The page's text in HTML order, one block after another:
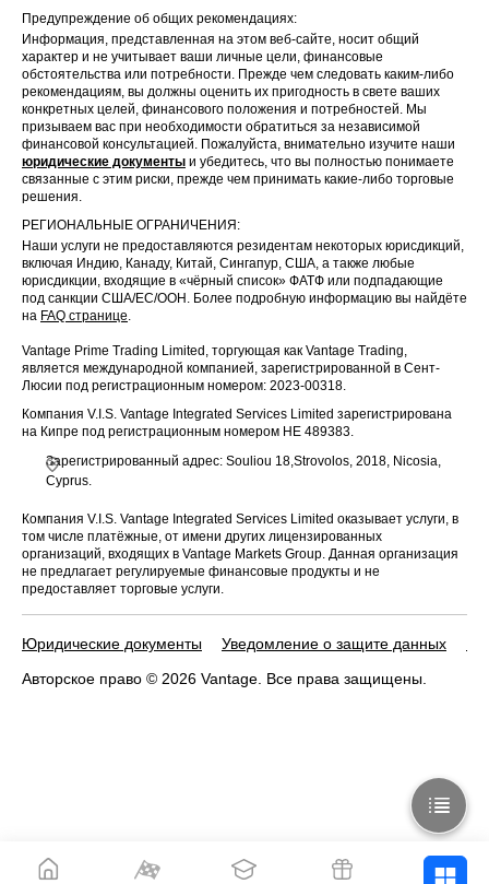
Предупреждение об общих рекомендациях:
Информация, представленная на этом веб-сайте, носит общий
характер и не учитывает ваши личные цели, финансовые
обстоятельства или потребности. Прежде чем следовать каким-либо
рекомендациям, вы должны оценить их пригодность в свете ваших
конкретных целей, финансового положения и потребностей. Мы
призываем вас при необходимости обратиться за независимой
финансовой консультацией. Пожалуйста, внимательно изучите наши
юридические документы и убедитесь, что вы полностью понимаете
связанные с этим риски, прежде чем принимать какие-либо торговые
решения.
РЕГИОНАЛЬНЫЕ ОГРАНИЧЕНИЯ:
Наши услуги не предоставляются резидентам некоторых юрисдикций,
включая Индию, Канаду, Китай, Сингапур, США, а также любые
юрисдикции, входящие в «чёрный список» ФАТФ или подпадающие
под санкции США/ЕС/ООН. Более подробную информацию вы найдёте
на FAQ странице.
Vantage Prime Trading Limited, торгующая как Vantage Trading,
является международной компанией, зарегистрированной в Сент-
Люсии под регистрационным номером: 2023-00318.
Компания V.I.S. Vantage Integrated Services Limited зарегистрирована
на Кипре под регистрационным номером HE 489383.
Зарегистрированный адрес: Souliou 18,Strovolos, 2018, Nicosia,
Cyprus.
Компания V.I.S. Vantage Integrated Services Limited оказывает услуги, в
том числе платёжные, от имени других лицензированных
организаций, входящих в Vantage Markets Group. Данная организация
не предлагает регулируемые финансовые продукты и не
предоставляет торговые услуги.
Юридические документы Уведомление о защите данных
Авторское право © 2026 Vantage. Все права защищены.